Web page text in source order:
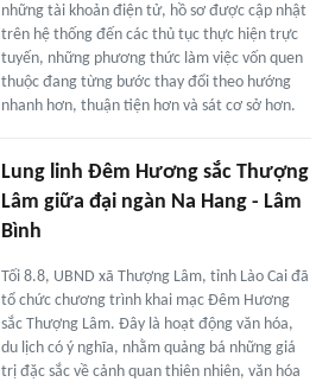
những tài khoản điện tử, hồ sơ được cập nhật
trên hệ thống đến các thủ tục thực hiện trực
tuyến, những phương thức làm việc vốn quen
thuộc đang từng bước thay đổi theo hướng
nhanh hơn, thuận tiện hơn và sát cơ sở hơn.
Lung linh Đêm Hương sắc Thượng
Lâm giữa đại ngàn Na Hang - Lâm
Bình
Tối 8.8, UBND xã Thượng Lâm, tỉnh Lào Cai đã
tổ chức chương trình khai mạc Đêm Hương
sắc Thượng Lâm. Đây là hoạt động văn hóa,
du lịch có ý nghĩa, nhằm quảng bá những giá
trị đặc sắc về cảnh quan thiên nhiên, văn hóa